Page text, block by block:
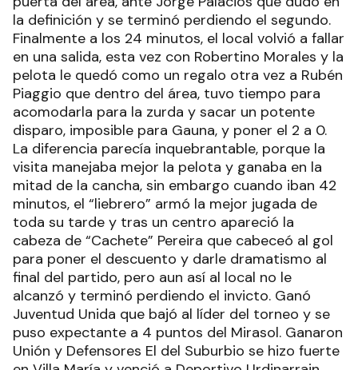
la definición y se terminó perdiendo el segundo.
Finalmente a los 24 minutos, el local volvió a fallar
en una salida, esta vez con Robertino Morales y la
pelota le quedó como un regalo otra vez a Rubén
Piaggio que dentro del área, tuvo tiempo para
acomodarla para la zurda y sacar un potente
disparo, imposible para Gauna, y poner el 2 a 0.
La diferencia parecía inquebrantable, porque la
visita manejaba mejor la pelota y ganaba en la
mitad de la cancha, sin embargo cuando iban 42
minutos, el “liebrero” armó la mejor jugada de
toda su tarde y tras un centro apareció la
cabeza de “Cachete” Pereira que cabeceó al gol
para poner el descuento y darle dramatismo al
final del partido, pero aun así al local no le
alcanzó y terminó perdiendo el invicto. Ganó
Juventud Unida que bajó al líder del torneo y se
puso expectante a 4 puntos del Mirasol. Ganaron
Unión y Defensores El del Suburbio se hizo fuerte